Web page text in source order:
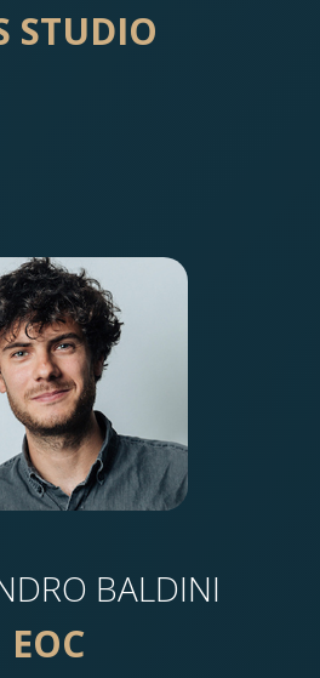
STUDIO
BALDINI
EOC